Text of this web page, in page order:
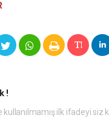
!
ilk ifadeyi siz